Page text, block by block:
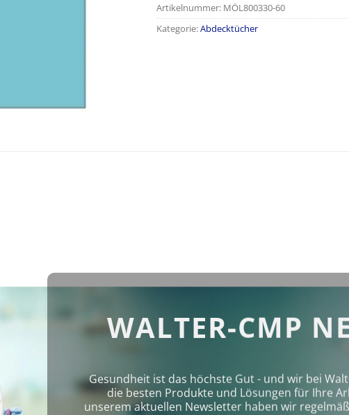
Artikelnummer: MÖL800330-60
Kategorie:Abdecktücher
WALTER-CMP
Gesundheit ist das höchste Gut - und wir bei
die besten Produkte und Lösungen für Ihre
unserem aktuellen Newsletter haben wir